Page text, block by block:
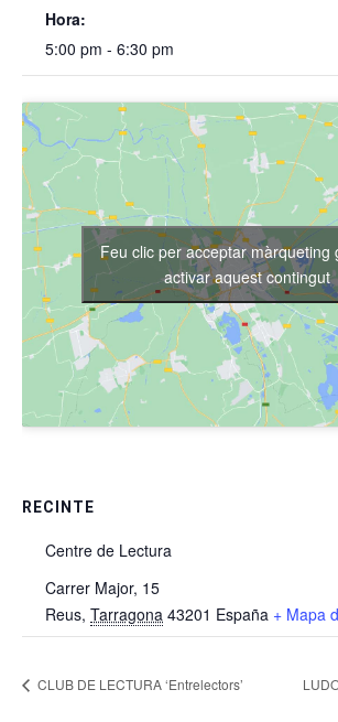
Hora:
5:00 pm - 6:30 pm
RECINTE
Centre de Lectura
Carrer Major, 15
Reus, Tarragona 43201 España + Mapa
Feu clic per acceptar màrqueting
activar aquest contingut
CLUB DE LECTURA ‘Entrelectors’